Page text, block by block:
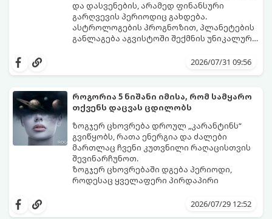
და დასვენების, არამედ ფინანსური
გარღვევის პერიოდიც გახდება.
ასტროლოგების პროგნოზით, პლანეტების
განლაგება აგვისტოში შექმნის უნიკალურ
ზოდიაქოს 4 ნიშანს ფინანსური წარმატების
შორის, ვისაც აგვისტოში ფინანსური
2026/07/31 09:56
როგორია 5 ნიშანი იმისა, რომ სამყარო
თქვენს დაცვას ცდილობს
ზოგჯერ ცხოვრება დროულ „კარანტინს“
გვიწყობს, რათა ენერგია და ძალები
მართლაც ჩვენი კუთვნილი რაღაცისთვის
შევინარჩუნოთ.
ზოგჯერ ცხოვრებაში დგება პერიოდი,
როდესაც ყველაფერი პირდაპირი
იშლება მნიშვნელოვანი გარიგებები,
2026/07/29 12:52